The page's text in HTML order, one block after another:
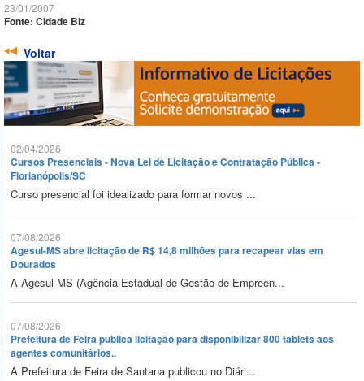
23/01/2007
Fonte: Cidade Biz
Voltar
02/04/2026
Cursos Presenciais - Nova Lei de Licitação e Contratação Pública -
Florianópolis/SC
Curso presencial foi idealizado para formar novos ...
07/08/2026
Agesul-MS abre licitação de R$ 14,8 milhões para recapear vias em
Dourados
A Agesul-MS (Agência Estadual de Gestão de Empreen...
07/08/2026
Prefeitura de Feira publica licitação para disponibilizar 800 tablets aos
agentes comunitários..
A Prefeitura de Feira de Santana publicou no Diári...